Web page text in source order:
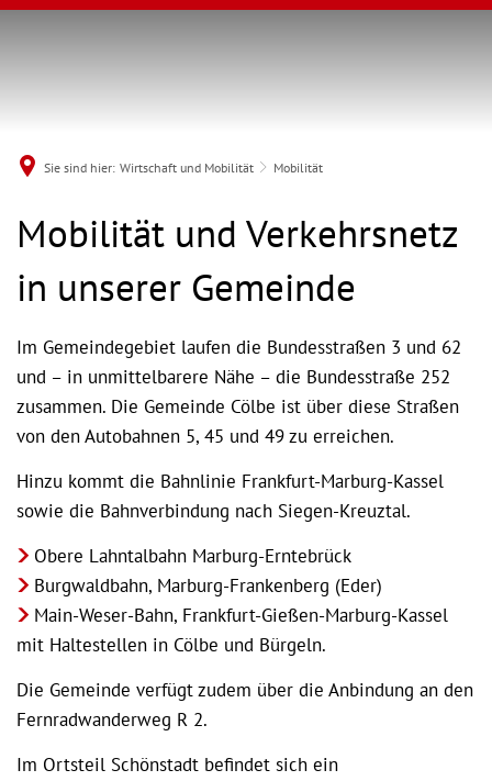
Sie sind hier: Wirtschaft und Mobilität Mobilität
Mobilität
Mobilität und Verkehrsnetz
in unserer Gemeinde
Im Gemeindegebiet laufen die Bundesstraßen 3 und 62
und – in unmittelbarere Nähe – die Bundesstraße 252
zusammen. Die Gemeinde Cölbe ist über diese Straßen
von den Autobahnen 5, 45 und 49 zu erreichen.
Hinzu kommt die Bahnlinie Frankfurt-Marburg-Kassel
sowie die Bahnverbindung nach Siegen-Kreuztal.
Obere Lahntalbahn Marburg-Erntebrück
Burgwaldbahn, Marburg-Frankenberg (Eder)
Main-Weser-Bahn, Frankfurt-Gießen-Marburg-Kassel
mit Haltestellen in Cölbe und Bürgeln.
Die Gemeinde verfügt zudem über die Anbindung an den
Fernradwanderweg R 2.
Im Ortsteil Schönstadt befindet sich ein